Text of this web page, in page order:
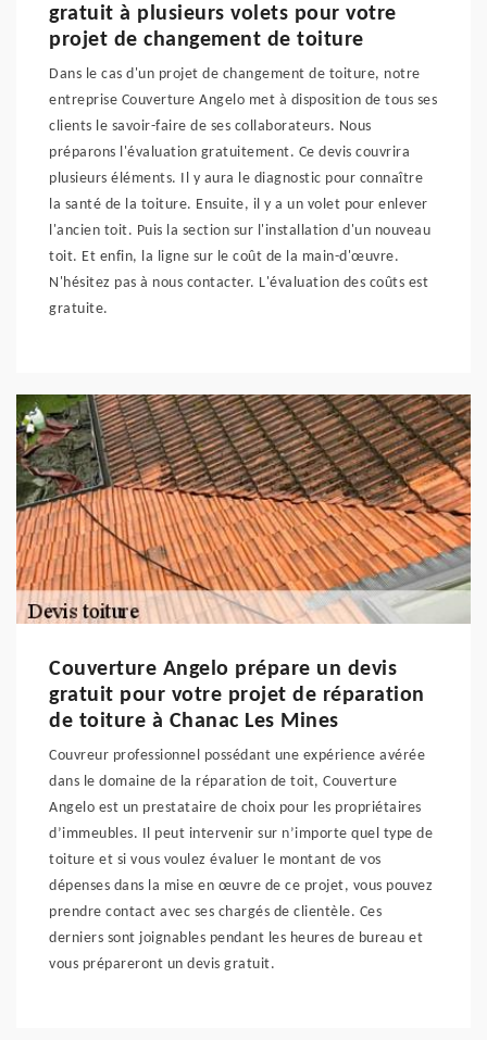
gratuit à plusieurs volets pour votre
projet de changement de toiture
Dans le cas d'un projet de changement de toiture, notre
entreprise Couverture Angelo met à disposition de tous ses
clients le savoir-faire de ses collaborateurs. Nous
préparons l'évaluation gratuitement. Ce devis couvrira
plusieurs éléments. Il y aura le diagnostic pour connaître
la santé de la toiture. Ensuite, il y a un volet pour enlever
l'ancien toit. Puis la section sur l'installation d'un nouveau
toit. Et enfin, la ligne sur le coût de la main-d'œuvre.
N'hésitez pas à nous contacter. L'évaluation des coûts est
gratuite.
Couverture Angelo prépare un devis
gratuit pour votre projet de réparation
de toiture à Chanac Les Mines
Couvreur professionnel possédant une expérience avérée
dans le domaine de la réparation de toit, Couverture
Angelo est un prestataire de choix pour les propriétaires
d’immeubles. Il peut intervenir sur n’importe quel type de
toiture et si vous voulez évaluer le montant de vos
dépenses dans la mise en œuvre de ce projet, vous pouvez
prendre contact avec ses chargés de clientèle. Ces
derniers sont joignables pendant les heures de bureau et
vous prépareront un devis gratuit.